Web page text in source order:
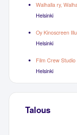
Walhalla ry,
Helsinki
Oy Kinoscreen
Helsinki
Film Crew Studio
Helsinki
Talous